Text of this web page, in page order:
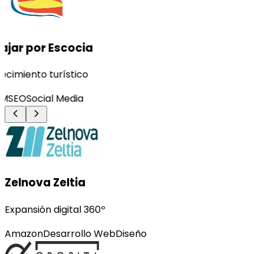
por Escocia
turístico
SEOSocial Media
Zelnova Zeltia
Expansión digital 360º
AmazonDesarrollo WebDiseño